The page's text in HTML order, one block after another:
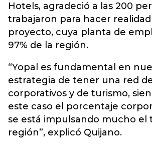
Hotels, agradeció a las 200
trabajaron para hacer
proyecto, cuya planta de
97% de la región.
“Yopal es fundamental en
estrategia de tener una red
corporativos y de turismo,
este caso el porcentaje
se está impulsando mucho el
región”, explicó Quijano.